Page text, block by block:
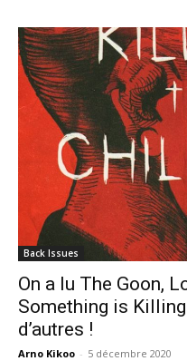
Back Issues
On a lu The Goon,
Something is
d’autres !
Arno Kikoo - 5 décembre 2020